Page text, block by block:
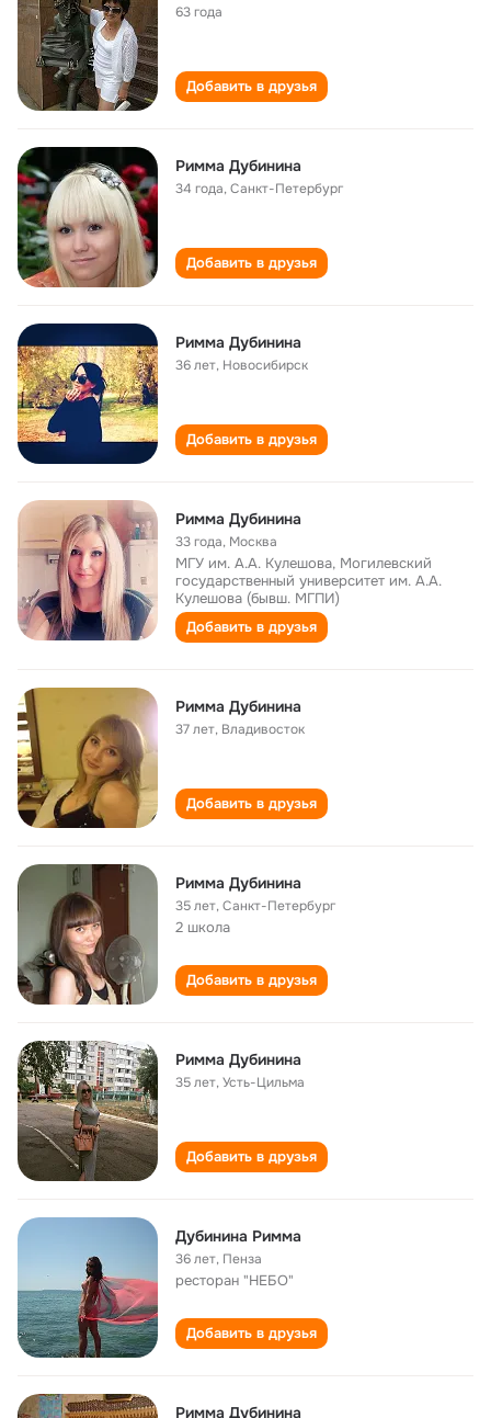
63 года
Добавить в друзья
Римма Дубинина
34 года,Санкт-Петербург
Добавить в друзья
Римма Дубинина
36 лет, Новосибирск
Добавить в друзья
Римма Дубинина
33 года, Москва
МГУ им. А.А. Кулешова, Могилевский
государственный университет им. А.А.
Кулешова (бывш. МГПИ)
Добавить в друзья
Римма Дубинина
37 лет, Владивосток
Добавить в друзья
Римма Дубинина
35 лет,Санкт-Петербург
2 школа
Добавить в друзья
Римма Дубинина
35 лет,Усть-Цильма
Добавить в друзья
Дубинина Римма
36 лет, Пенза
ресторан "НЕБО"
Добавить в друзья
Римма Дубинина